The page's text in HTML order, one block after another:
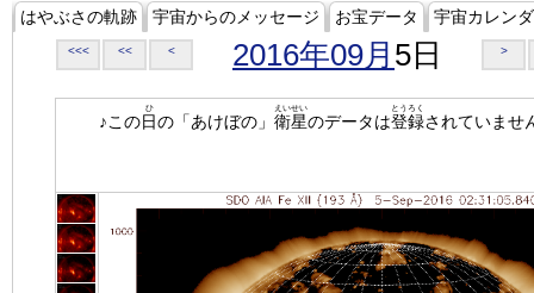
はやぶさの軌跡 宇宙からのメッセージ お宝データ 宇宙カレン
<<< << < 2016年09月 5日 >
♪この日
ひ
の「あけぼの」 衛星
えいせい
のデータは登録
とうろく
されていませ